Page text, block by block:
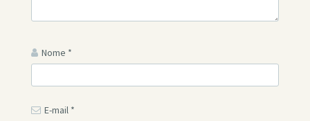
Nome *
E-mail *